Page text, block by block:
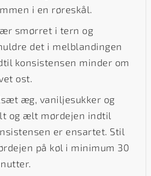
i en røreskål.
smørret i tern og
det i melblandingen
konsistensen minder om
ost.
æg, vaniljesukker og
og ælt mørdejen indtil
er ensartet. Stil
på køl i minimum 30